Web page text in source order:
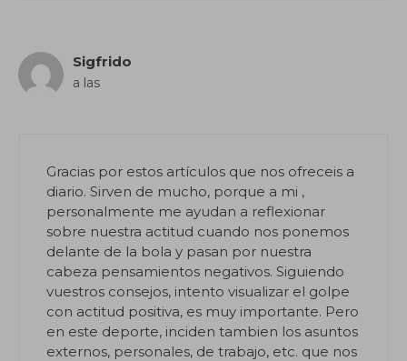
Sigfrido
a las
Gracias por estos artículos que nos ofreceis a
diario. Sirven de mucho, porque a mi ,
personalmente me ayudan a reflexionar
sobre nuestra actitud cuando nos ponemos
delante de la bola y pasan por nuestra
cabeza pensamientos negativos. Siguiendo
vuestros consejos, intento visualizar el golpe
con actitud positiva, es muy importante. Pero
en este deporte, inciden tambien los asuntos
externos, personales, de trabajo, etc. que nos